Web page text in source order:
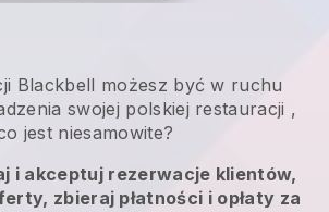
Blackbell możesz być w ruchu
swojej polskiej restauracji ,
jest niesamowite?
i akceptuj rezerwacje klientów,
zbieraj płatności i opłaty za